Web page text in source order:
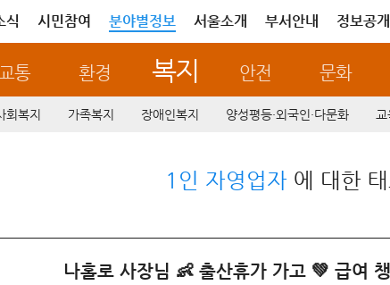
식 시민참여 분야별정보 서울소개 부서안내 정보공개
교통 환경 복지 안전 문화
회복지 가족복지 장애인복지 양성평등·외국인·다문화
1인 자영업자에 대한
나홀로 사장님 👶 출산휴가 가고 💚 급여